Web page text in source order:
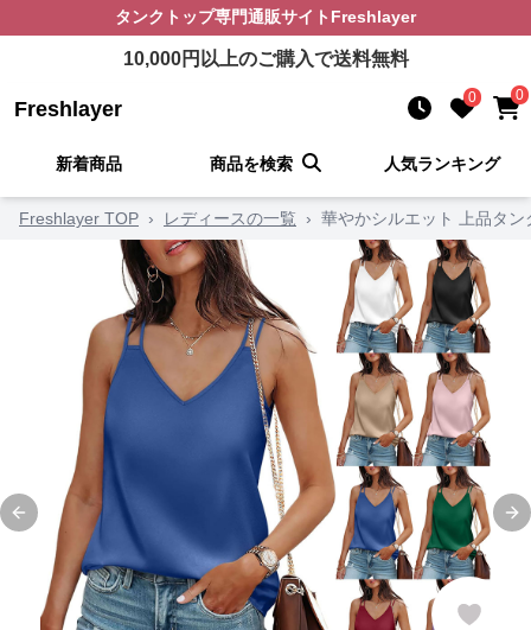
タンクトップ専門通販サイト Freshlayer
10,000円以上のご購入で送料無料
Freshlayer 0 0
新着商品 商品を検索 人気ランキング
Freshlayer TOP › レディースの一覧 › 華やかシルエット 上品タン
Previous slide